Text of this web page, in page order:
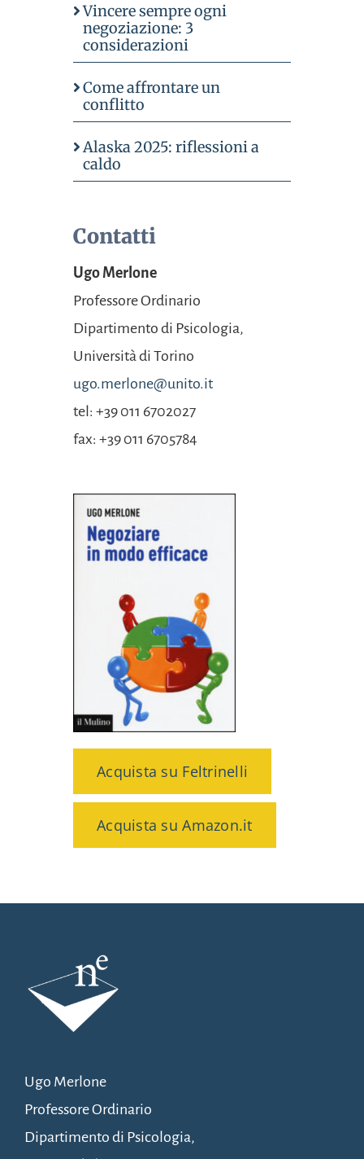
Vincere sempre ogni
negoziazione: 3
considerazioni
Come affrontare un
conflitto
Alaska 2025: riflessioni a
caldo
Contatti
Ugo Merlone
Professore Ordinario
Dipartimento di Psicologia,
Università di Torino
ugo.merlone@unito.it
tel: +39 011 6702027
fax: +39 011 6705784
Acquista su Feltrinelli
Acquista su Amazon.it
Ugo Merlone
Professore Ordinario
Dipartimento di Psicologia,